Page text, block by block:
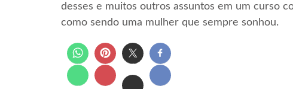
desses e muitos outros assuntos em um curso
como sendo uma mulher que sempre sonhou.